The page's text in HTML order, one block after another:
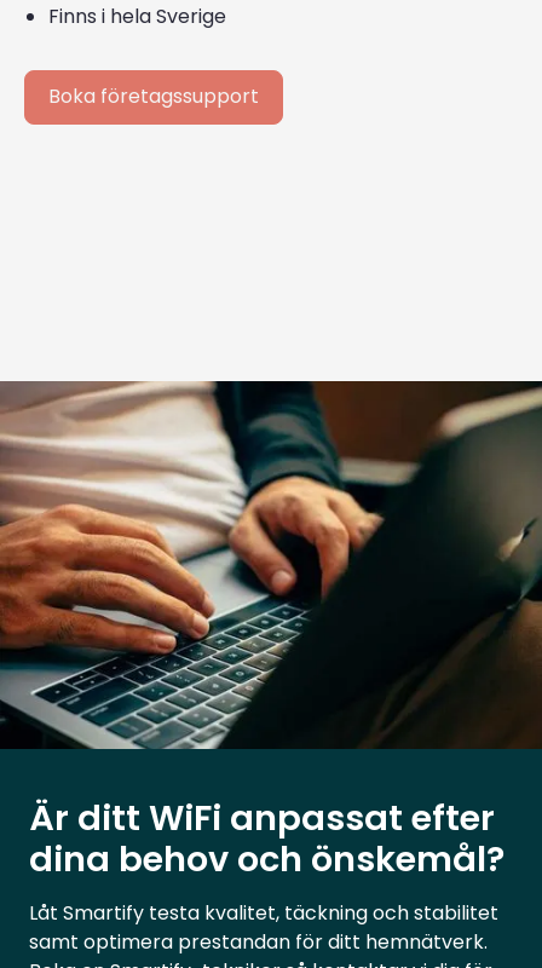
Finns i hela Sverige
Boka företagssupport
Är ditt WiFi anpassat efter
dina behov och önskemål?
Låt Smartify testa kvalitet, täckning och stabilitet
samt optimera prestandan för ditt hemnätverk.